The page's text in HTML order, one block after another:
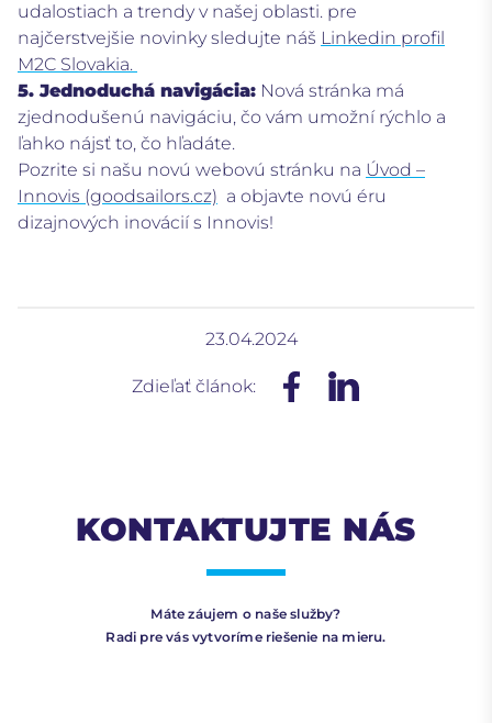
udalostiach a trendy v našej oblasti. pre
najčerstvejšie novinky sledujte náš Linkedin profil
M2C Slovakia.
5. Jednoduchá navigácia: Nová stránka má
zjednodušenú navigáciu, čo vám umožní rýchlo a
ľahko nájsť to, čo hľadáte.
Pozrite si našu novú webovú stránku na Úvod –
Innovis (goodsailors.cz) a objavte novú éru
dizajnových inovácií s Innovis!
23.04.2024
Zdieľať článok:
KONTAKTUJTE NÁS
Máte záujem o naše služby?
Radi pre vás vytvoríme riešenie na mieru.